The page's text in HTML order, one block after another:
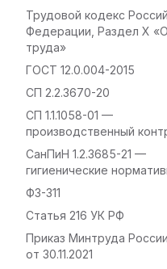
Трудовой кодекс
Федерации, Раздел X
труда»
ГОСТ 12.0.004-2015
СП 2.2.3670-20
СП 1.1.1058-01 —
производственный
СанПиН 1.2.3685-21 —
гигиенические
ФЗ-311
Статья 216 УК РФ
Приказ Минтруда
от 30.11.2021